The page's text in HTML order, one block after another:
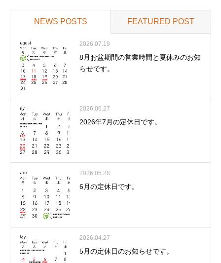
NEWS POSTS FEATURED POST
2026.07.19
8月お盆期間の営業時間と夏休みのお知
らせです。
2026.06.27
2026年7月の定休日です。
2026.05.28
6月の定休日です。
2026.04.27
5月の定休日のお知らせです。